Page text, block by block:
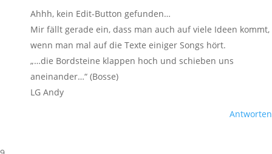
Ahhh, kein Edit-Button gefunden…
Mir fällt gerade ein, dass man auch auf viele Ideen kommt,
wenn man mal auf die Texte einiger Songs hört.
„…die Bordsteine klappen hoch und schieben uns
aneinander…“ (Bosse)
LG Andy
Antworten